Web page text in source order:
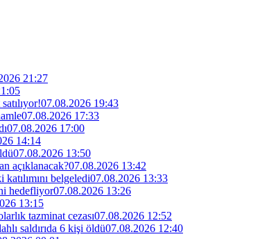
21:27
07.08.2026 19:43
07.08.2026 17:33
07.08.2026 17:00
14:14
07.08.2026 13:50
açıklanacak?07.08.2026 13:42
belgeledi07.08.2026 13:33
hedefliyor07.08.2026 13:26
13:15
tazminat cezası07.08.2026 12:52
saldırıda 6 kişi öldü07.08.2026 12:40